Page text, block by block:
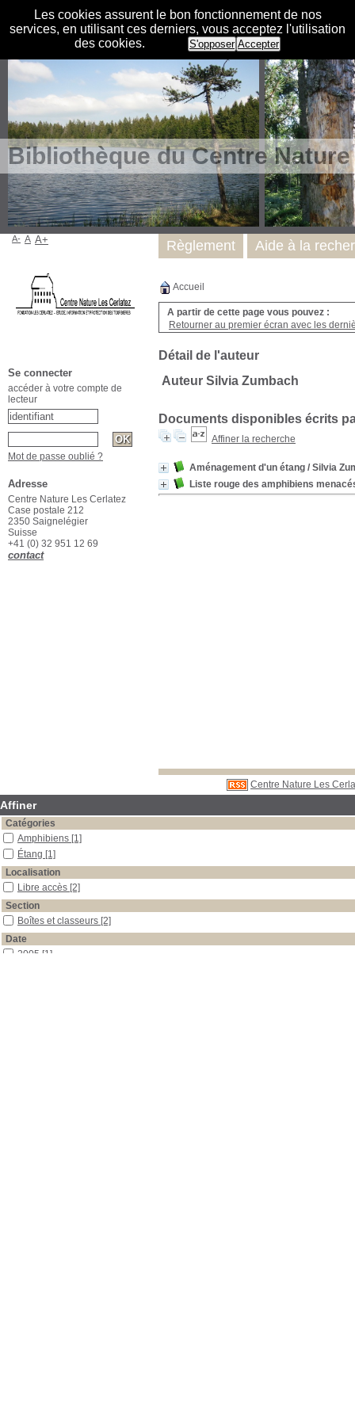
Les cookies assurent le bon fonctionnement de nos
services, en utilisant ces derniers, vous acceptez l'utilisation
des cookies.
S'opposer Accepter
Bibliothèque du Centre
Accueil
A partir de cette page vous pouvez :
Retourner au premier écran avec les
Détail de l'auteur
Auteur Silvia Zumbach
Documents disponibles écrits
Affiner la recherche
Aménagement d'un étang / Silvia
Liste rouge des amphibiens
Centre Nature Les
Règlement Aide à la
A- A A+
Se connecter
accéder à votre compte de
lecteur
Mot de passe oublié ?
Adresse
Centre Nature Les Cerlatez
Case postale 212
2350 Saignelégier
Suisse
+41 (0) 32 951 12 69
contact
Affiner
Catégories
Amphibiens [1]
Étang [1]
Localisation
Libre accès [2]
Section
Boîtes et classeurs [2]
Date
2005 [1]